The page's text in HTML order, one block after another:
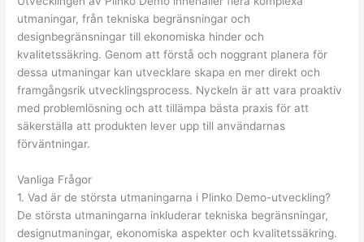
utmaningar, från tekniska begränsningar och
designbegränsningar till ekonomiska hinder och
kvalitetssäkring. Genom att förstå och noggrant planera för
dessa utmaningar kan utvecklare skapa en mer direkt och
framgångsrik utvecklingsprocess. Nyckeln är att vara proaktiv
med problemlösning och att tillämpa bästa praxis för att
säkerställa att produkten lever upp till användarnas
förväntningar.
Vanliga Frågor
1. Vad är de största utmaningarna i Plinko Demo-utveckling?
De största utmaningarna inkluderar tekniska begränsningar,
designutmaningar, ekonomiska aspekter och kvalitetssäkring.